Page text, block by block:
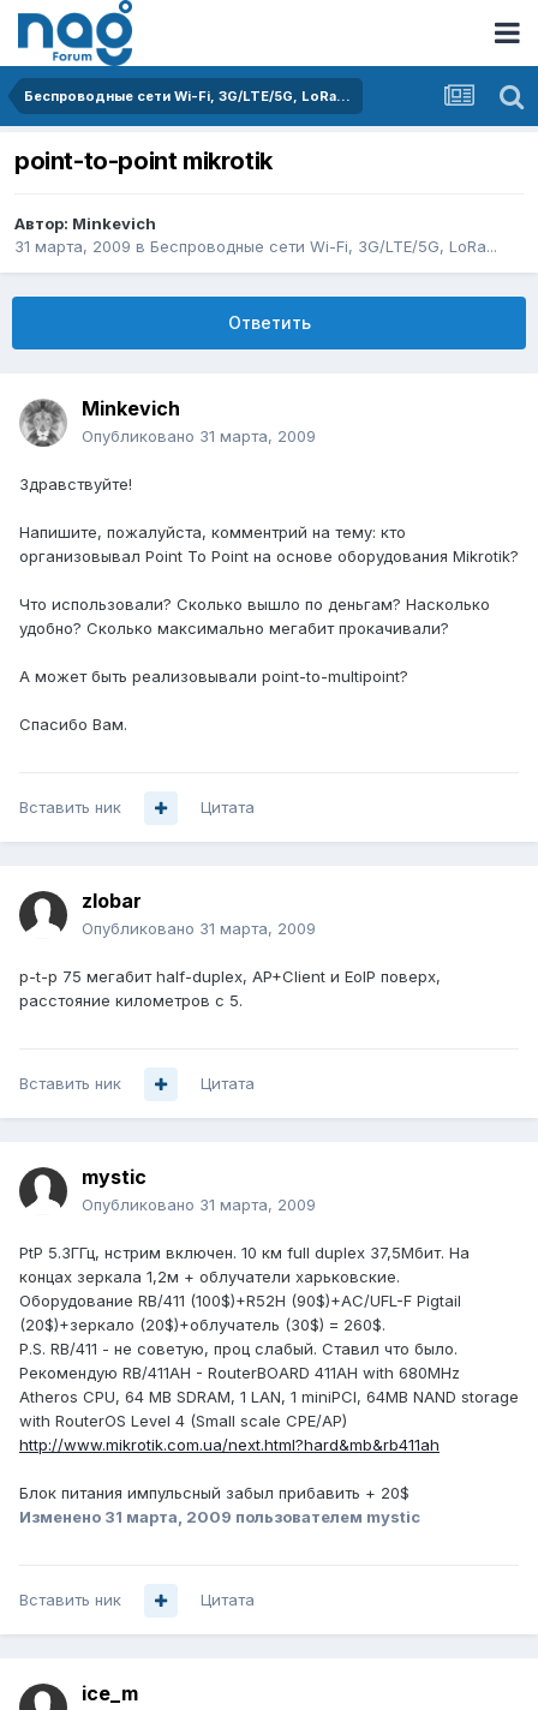
Беспроводные сети Wi-Fi, 3G/LTE/5G, LoRa...
point-to-point mikrotik
Автор: Minkevich
31 марта, 2009 в Беспроводные сети Wi-Fi, 3G/LTE/5G, LoRa...
Ответить
Minkevich
Опубликовано 31 марта, 2009
Здравствуйте!
Напишите, пожалуйста, комментрий на тему: кто
организовывал Point To Point на основе оборудования Mikrotik?
Что использовали? Сколько вышло по деньгам? Насколько
удобно? Сколько максимально мегабит прокачивали?
А может быть реализовывали point-to-multipoint?
Спасибо Вам.
Вставить ник Цитата
zlobar
Опубликовано 31 марта, 2009
p-t-p 75 мегабит half-duplex, AP+Client и EoIP поверх,
расстояние километров с 5.
Вставить ник Цитата
mystic
Опубликовано 31 марта, 2009
PtP 5.3ГГц, нстрим включен. 10 км full duplex 37,5Мбит. На
концах зеркала 1,2м + облучатели харьковские.
Оборудование RB/411 (100$)+R52H (90$)+AC/UFL-F Pigtail
(20$)+зеркало (20$)+облучатель (30$) = 260$.
P.S. RB/411 - не советую, проц слабый. Ставил что было.
Рекомендую RB/411AH - RouterBOARD 411AH with 680MHz
Atheros CPU, 64 MB SDRAM, 1 LAN, 1 miniPCI, 64MB NAND storage
with RouterOS Level 4 (Small scale CPE/AP)
http://www.mikrotik.com.ua/next.html?hard&mb&rb411ah
Блок питания импульсный забыл прибавить + 20$
Изменено 31 марта, 2009 пользователем mystic
Вставить ник Цитата
ice_m